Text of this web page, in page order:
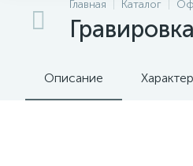
Главная Каталог
Описание